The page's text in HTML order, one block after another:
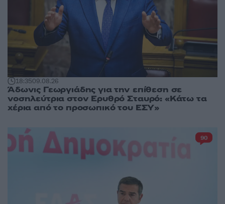
18:3509.08.26
Άδωνις Γεωργιάδης για την επίθεση σε
νοσηλεύτρια στον Ερυθρό Σταυρό: «Κάτω τα
χέρια από το προσωπικό του ΕΣΥ»
90